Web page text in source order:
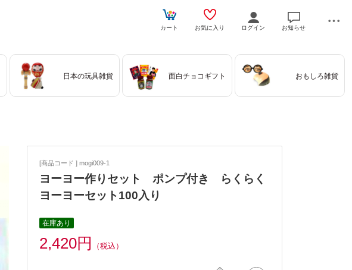
カート お気に入り ログイン お知らせ
日本の玩具雑貨 面白チョコギフト おもしろ雑貨
[商品コード ] mogi009-1
ヨーヨー作りセット ポンプ付き らくらく
ヨーヨーセット100入り
在庫あり
2,420円 （税込）